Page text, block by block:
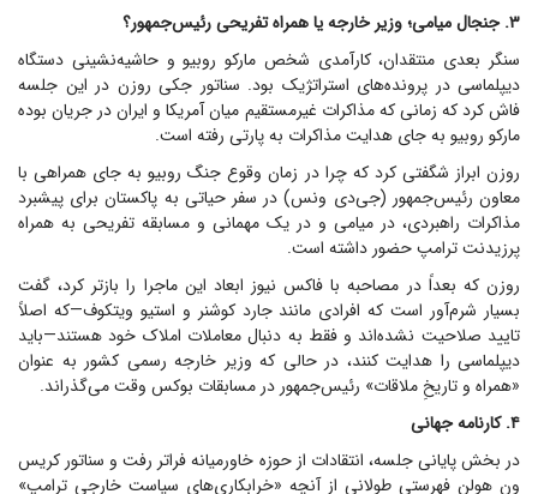
۳. جنجال میامی؛ وزیر خارجه یا همراه تفریحی رئیس‌جمهور؟
سنگر بعدی منتقدان، کارآمدی شخص مارکو روبیو و حاشیه‌نشینی دستگاه
دیپلماسی در پرونده‌های استراتژیک بود. سناتور جکی روزن در این جلسه
فاش کرد که زمانی که مذاکرات غیرمستقیم میان آمریکا و ایران در جریان بوده
مارکو روبیو به جای هدایت مذاکرات به پارتی رفته است.
روزن ابراز شگفتی کرد که چرا در زمان وقوع جنگ روبیو به جای همراهی با
معاون رئیس‌جمهور (جی‌دی ونس) در سفر حیاتی به پاکستان برای پیشبرد
مذاکرات راهبردی، در میامی و در یک مهمانی و مسابقه تفریحی به همراه
پرزیدنت ترامپ حضور داشته است.
روزن که بعداً در مصاحبه با فاکس نیوز ابعاد این ماجرا را بازتر کرد، گفت
بسیار شرم‌آور است که افرادی مانند جارد کوشنر و استیو ویتکوف—که اصلاً
تایید صلاحیت نشده‌اند و فقط به دنبال معاملات املاک خود هستند—باید
دیپلماسی را هدایت کنند، در حالی که وزیر خارجه رسمی کشور به عنوان
«همراه و تاریخِ ملاقات» رئیس‌جمهور در مسابقات بوکس وقت می‌گذراند.
۴. کارنامه جهانی
در بخش پایانی جلسه، انتقادات از حوزه خاورمیانه فراتر رفت و سناتور کریس
ون هولن فهرستی طولانی از آنچه «خرابکاری‌های سیاست خارجی ترامپ»